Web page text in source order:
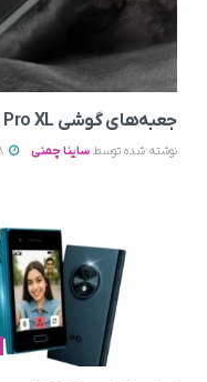
جعبه‌های گوشی Pixel 11 Pro XL با قیمت ۱۷۰۰ دلار دیده شدند
نوشته شده توسط ساینا چمنی